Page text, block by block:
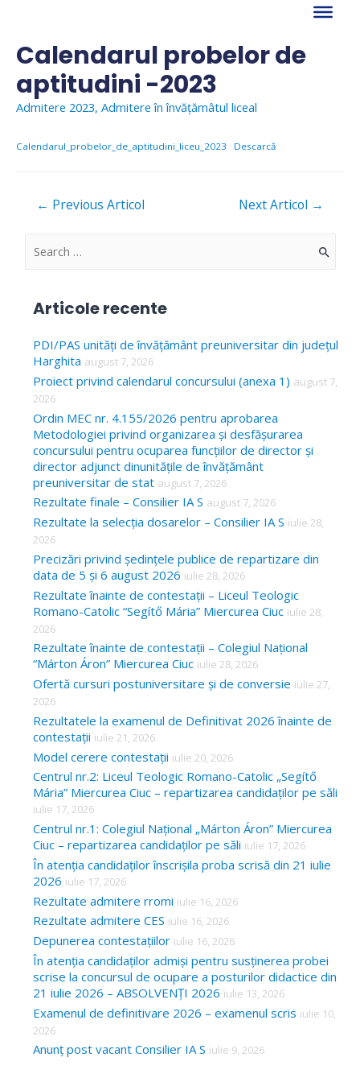
contentCalendarul probelor de
aptitudini -2023
Admitere 2023, Admitere în învățămâtul liceal
Calendarul_probelor_de_aptitudini_liceu_2023 Descarcă
Navigare
← Previous Articol Next Articol →
S
c
h
f
o
r
Articole recente
PDI/PAS unități de învățământ preuniversitar din județul
Harghita august 7, 2026
Proiect privind calendarul concursului (anexa 1) august 7,
2026
Ordin MEC nr. 4.155/2026 pentru aprobarea
Metodologiei privind organizarea și desfășurarea
concursului pentru ocuparea funcțiilor de director și
director adjunct dinunitățile de învățământ
preuniversitar de stat august 7, 2026
Rezultate finale – Consilier IA S august 7, 2026
Rezultate la selecția dosarelor – Consilier IA S iulie 28,
2026
Precizări privind ședințele publice de repartizare din
data de 5 și 6 august 2026 iulie 28, 2026
Rezultate înainte de contestații – Liceul Teologic
Romano-Catolic “Segítő Mária” Miercurea Ciuc iulie 28,
2026
Rezultate înainte de contestații – Colegiul Național
“Márton Áron” Miercurea Ciuc iulie 28, 2026
Ofertă cursuri postuniversitare și de conversie iulie 27,
2026
Rezultatele la examenul de Definitivat 2026 înainte de
contestații iulie 21, 2026
Model cerere contestații iulie 20, 2026
Centrul nr.2: Liceul Teologic Romano-Catolic „Segítő
Mária” Miercurea Ciuc – repartizarea candidaților pe săli
iulie 17, 2026
Centrul nr.1: Colegiul Național „Márton Áron” Miercurea
Ciuc – repartizarea candidaților pe săli iulie 17, 2026
În atenția candidaților înscrișila proba scrisă din 21 iulie
2026 iulie 17, 2026
Rezultate admitere rromi iulie 16, 2026
Rezultate admitere CES iulie 16, 2026
Depunerea contestațiilor iulie 16, 2026
În atenția candidaților admiși pentru susținerea probei
scrise la concursul de ocupare a posturilor didactice din
21 iulie 2026 – ABSOLVENȚI 2026 iulie 13, 2026
Examenul de definitivare 2026 – examenul scris iulie 10,
2026
Anunț post vacant Consilier IA S iulie 9, 2026